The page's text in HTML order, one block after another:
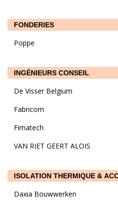
FONDERIES
Poppe
INGÉNIEURS CONSEIL
De Visser Belgium
Fabricom
Fimatech
VAN RIET GEERT ALOIS
ISOLATION THERMIQUE &
Daxia Bouwwerken